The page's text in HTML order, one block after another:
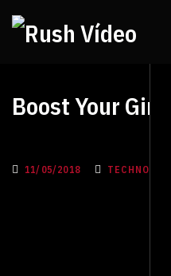
Boost Your Girl
11/05/2018